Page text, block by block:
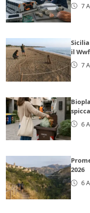
7
il
7
6
2026
6